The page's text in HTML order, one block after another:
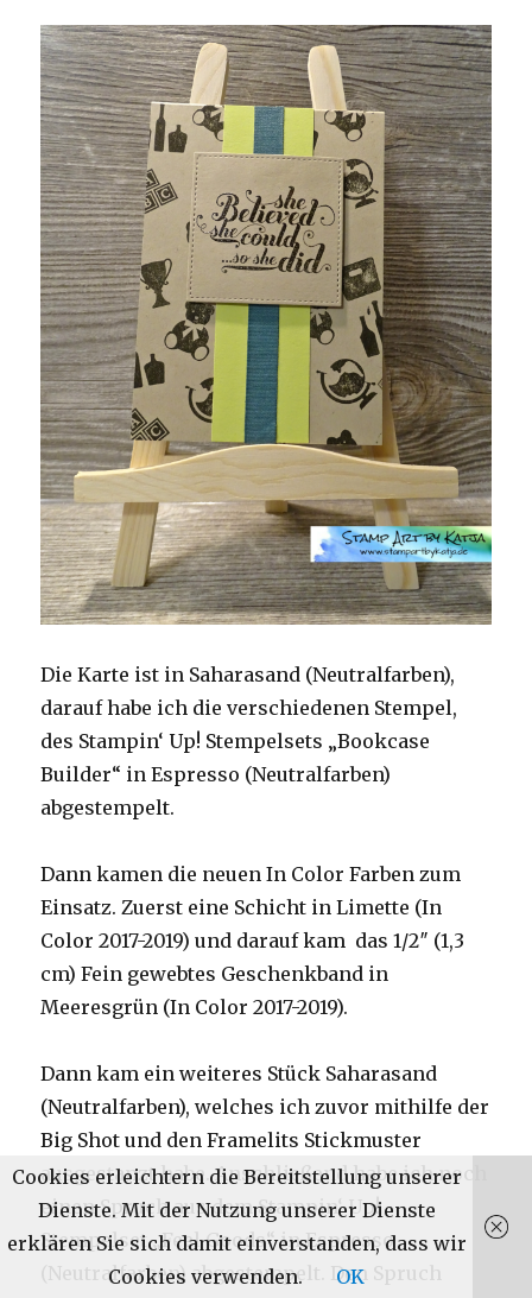
Die Karte ist in Saharasand (Neutralfarben),
darauf habe ich die verschiedenen Stempel,
des Stampin‘ Up! Stempelsets „Bookcase
Builder“ in Espresso (Neutralfarben)
abgestempelt.
Dann kamen die neuen In Color Farben zum
Einsatz. Zuerst eine Schicht in Limette (In
Color 2017-2019) und darauf kam das 1/2″ (1,3
cm) Fein gewebtes Geschenkband in
Meeresgrün (In Color 2017-2019).
Dann kam ein weiteres Stück Saharasand
(Neutralfarben), welches ich zuvor mithilfe der
Big Shot und den Framelits Stickmuster
ausgestanzt habe. Anschließend habe ich noch
einen Spruch aus dem Stampin‘ Up!
Stempelset „Feel Goods“ in Espresso
(Neutralfarben) abgestempelt. Den Spruch
Cookies erleichtern die Bereitstellung unserer
Dienste. Mit der Nutzung unserer Dienste
erklären Sie sich damit einverstanden, dass wir
Cookies verwenden.
OK